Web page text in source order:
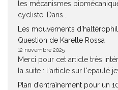
les mécanismes
cycliste. Dans...
Les mouvements
Question de Karelle Rossa
12 novembre 2025
Merci pour cet article très
la suite : l'article sur l'epaulé
Plan d’entraînement pour un